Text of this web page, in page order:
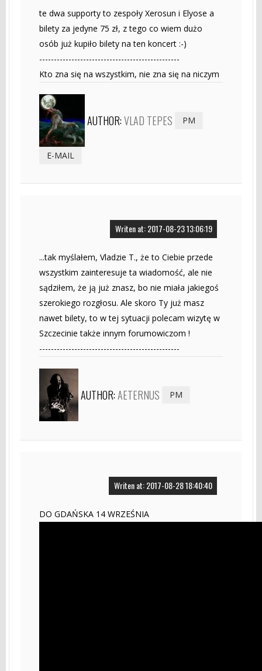
te dwa supporty to zespoły Xerosun i Elyose a
bilety za jedyne 75 zł, z tego co wiem dużo
osób już kupiło bilety na ten koncert :-)
------------------------------------------------
Kto zna się na wszystkim, nie zna się na niczym
AUTHOR:VLAD TEPES PM
E-MAIL
Writen at: 2017-08-23 13:06:19
...tak myślałem, Vladzie T., że to Ciebie przede
wszystkim zainteresuje ta wiadomość, ale nie
sądziłem, że ją już znasz, bo nie miała jakiegoś
szerokiego rozgłosu. Ale skoro Ty już masz
nawet bilety, to w tej sytuacji polecam wizytę w
Szczecinie także innym forumowiczom !
------------------------------------------------
AUTHOR:AETERNUS PM
Writen at: 2017-08-28 18:40:40
DO GDAŃSKA 14 WRZEŚNIA